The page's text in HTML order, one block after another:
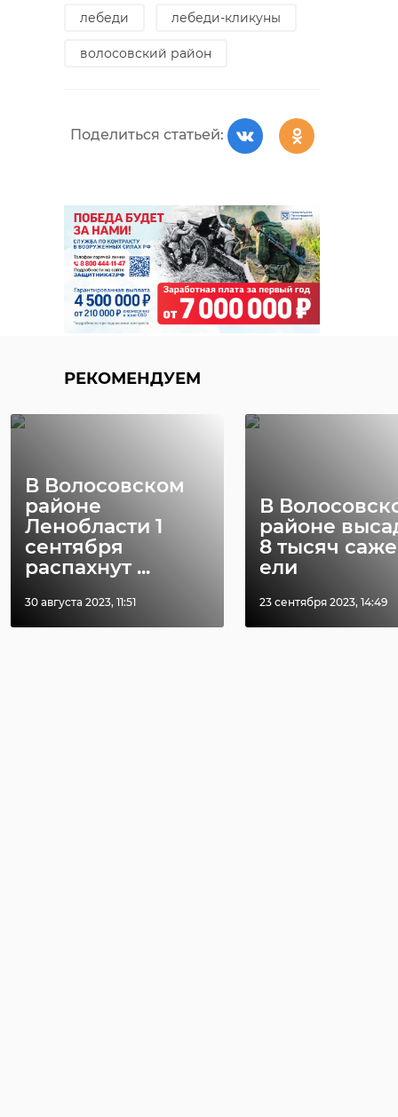
лебеди лебеди-кликуны
волосовский район
Поделиться статьей:
РЕКОМЕНДУЕМ
В Волосовском
районе
Ленобласти 1
сентября
распахнут ...
30 августа 2023, 11:51
В
районе
8 тысяч
ели
23 сентября 2023, 14:49